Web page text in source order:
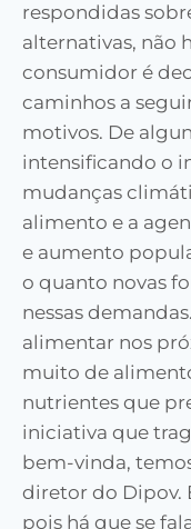
respondidas
alternativas, não
consumidor é
caminhos a
motivos. De
intensificando o
mudanças
alimento e a
e aumento
o quanto novas
nessas
alimentar nos
muito de
nutrientes que
iniciativa que
bem-vinda,
diretor do Dipov.
pois há que se